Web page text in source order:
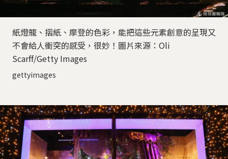
紙燈籠、摺紙、摩登的色彩，能把這些元素創意的呈現又
不會給人衝突的感受，很妙！圖片來源：Oli
Scarff/Getty Images
gettyimages